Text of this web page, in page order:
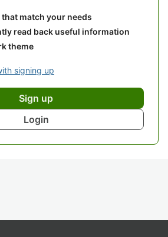
match your needs
read back useful information
theme
signing up
Sign up
Login